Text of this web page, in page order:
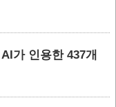
가 인용한 437개